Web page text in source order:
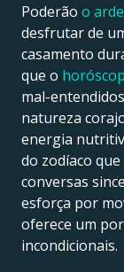
Poderão o
desfrutar de
casamento
que o
mal-
natureza
energia
do zodíaco
conversas
esforça por
oferece um
incondicionais.